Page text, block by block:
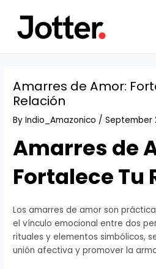
content
Amarres de Amor:
Relación
ByIndio_Amazonico /September
Amarres de
Fortalece Tu
Los amarres de amor son
el vínculo emocional entre dos
rituales y elementos simbólicos,
unión afectiva y promover la
navigation